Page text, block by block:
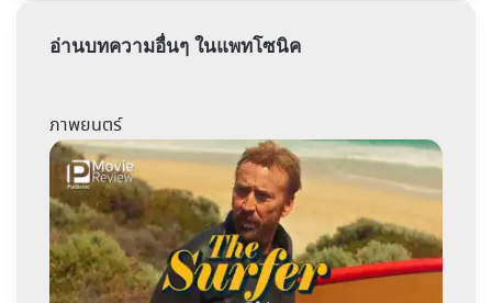
อ่านบทความอื่นๆ ในแพทโซนิค
ภาพยนตร์